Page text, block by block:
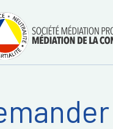
les litiges
et
avec
de la